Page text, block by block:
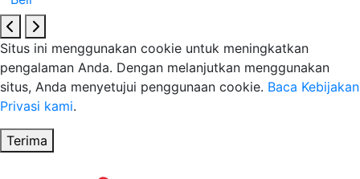
Situs ini menggunakan cookie untuk meningkatkan
pengalaman Anda. Dengan melanjutkan menggunakan
situs, Anda menyetujui penggunaan cookie. Baca Kebijakan
Privasi kami.
Terima